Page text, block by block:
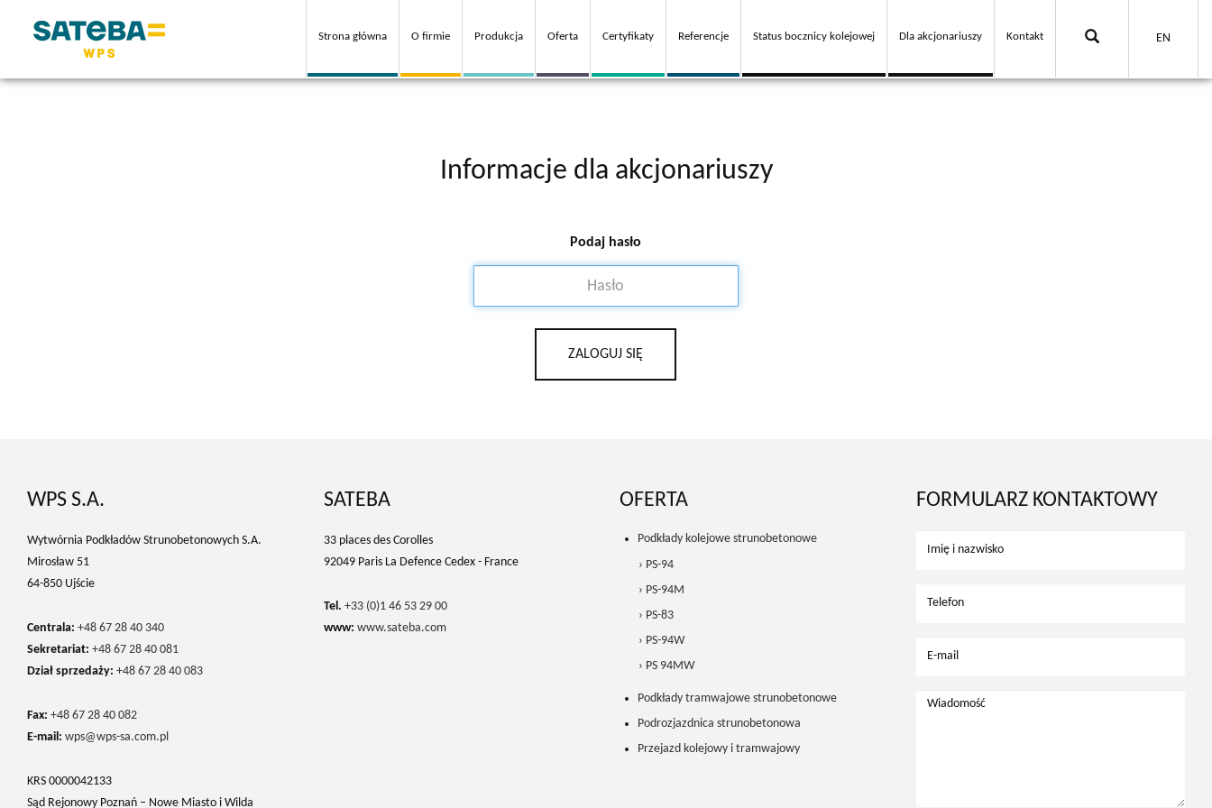
EN
Strona główna O firmie Produkcja Oferta Certyfikaty Referencje Status bocznicy kolejowej Dla akcjonariuszy Kontakt
Informacje dla akcjonariuszy
Podaj hasło
ZALOGUJ SIĘ
WPS S.A.
Wytwórnia Podkładów Strunobetonowych S.A.
Mirosław 51
64-850 Ujście
Centrala: +48 67 28 40 340
Sekretariat: +48 67 28 40 081
Dział sprzedaży: +48 67 28 40 083
Fax: +48 67 28 40 082
E-mail: wps@wps-sa.com.pl
KRS 0000042133
Sąd Rejonowy Poznań – Nowe Miasto i Wilda
SATEBA
33 places des Corolles
92049 Paris La Defence Cedex - France
Tel. +33 (0)1 46 53 29 00
www: www.sateba.com
OFERTA
Podkłady kolejowe strunobetonowe
› PS-94
› PS-94M
› PS-83
› PS-94W
› PS 94MW
Podkłady tramwajowe strunobetonowe
Podrozjazdnica strunobetonowa
Przejazd kolejowy i tramwajowy
FORMULARZ KONTAKTOWY